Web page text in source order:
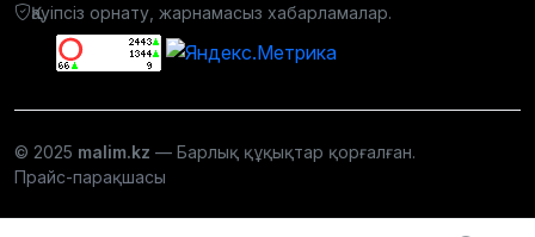
Қауіпсіз орнату, жарнамасыз хабарламалар.
© 2025 malim.kz — Барлық құқықтар қорғалған.
Прайс-парақшасы